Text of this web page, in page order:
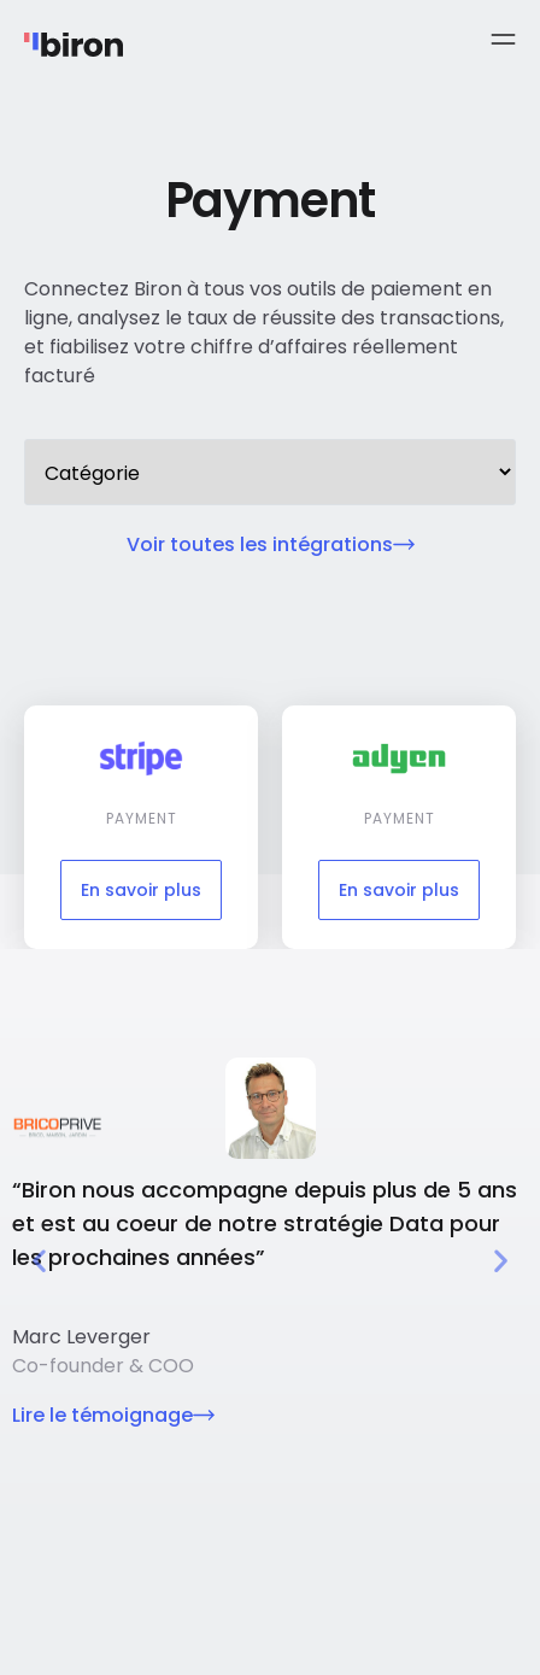
Payment
Connectez Biron à tous vos outils de paiement en
ligne, analysez le taux de réussite des transactions,
et fiabilisez votre chiffre d’affaires réellement
facturé
Voir toutes les intégrations
PAYMENT
En savoir plus
PAYMENT
En savoir plus
“Biron nous accompagne depuis plus de 5 ans
et est au coeur de notre stratégie Data pour
les prochaines années”
Marc Leverger
Co-founder & COO
Lire le témoignage